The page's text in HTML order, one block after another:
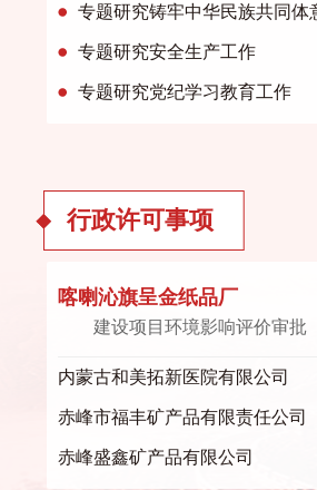
专题研究铸牢中华民族共同体
专题研究安全生产工作
专题研究党纪学习教育工作
行政许可事项
喀喇沁旗呈金纸品厂
建设项目环境影响评价审批
内蒙古和美拓新医院有限公司
赤峰市福丰矿产品有限责任公司
赤峰盛鑫矿产品有限公司